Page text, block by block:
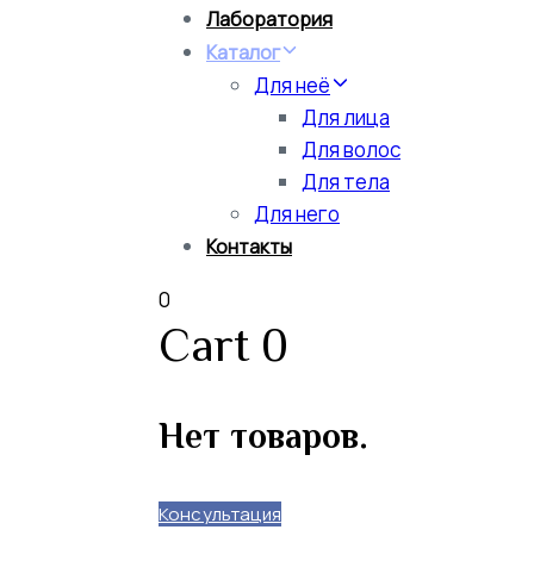
Лаборатория
Каталог
Для неё
Для лица
Для волос
Для тела
Для него
Контакты
0
Cart 0
Нет товаров.
Консультация